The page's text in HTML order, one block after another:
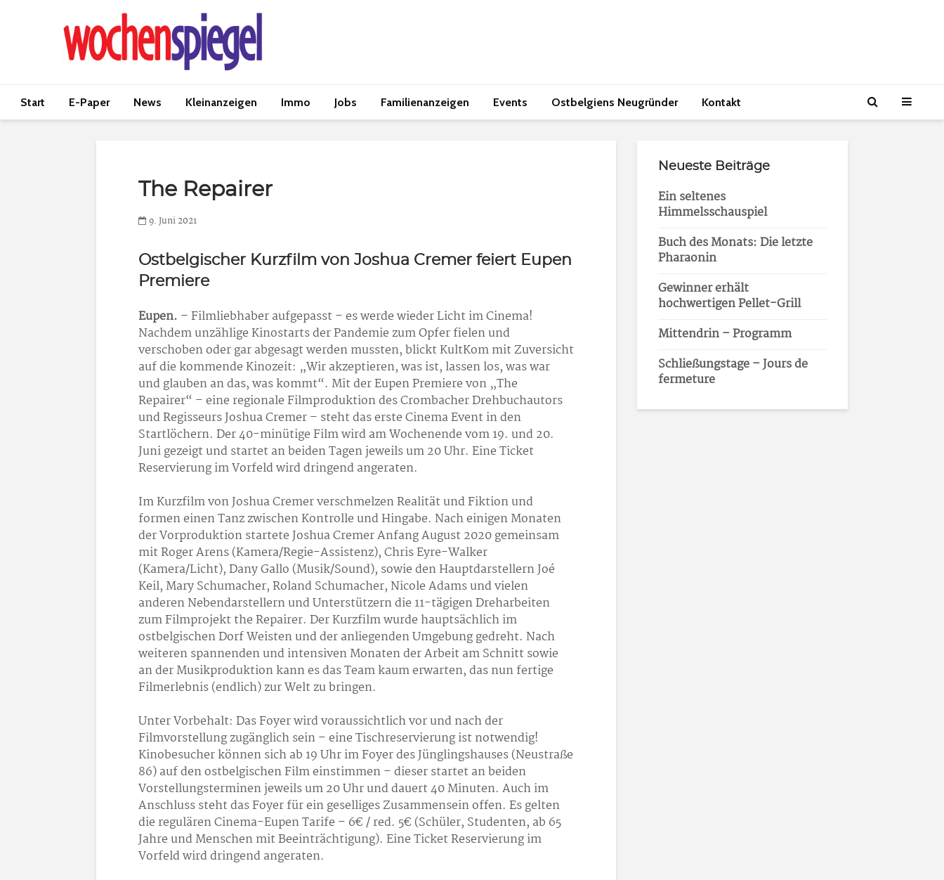
Start E-Paper News Kleinanzeigen Immo Jobs Familienanzeigen Events Ostbelgiens Neugründer Kontakt
The Repairer
9. Juni 2021
Ostbelgischer Kurzfilm von Joshua Cremer feiert Eupen
Premiere
Eupen. – Filmliebhaber aufgepasst – es werde wieder Licht im Cinema!
Nachdem unzählige Kinostarts der Pandemie zum Opfer fielen und
verschoben oder gar abgesagt werden mussten, blickt KultKom mit Zuversicht
auf die kommende Kinozeit: „Wir akzeptieren, was ist, lassen los, was war
und glauben an das, was kommt“. Mit der Eupen Premiere von „The
Repairer“ – eine regionale Filmproduktion des Crombacher Drehbuchautors
und Regisseurs Joshua Cremer – steht das erste Cinema Event in den
Startlöchern. Der 40-minütige Film wird am Wochenende vom 19. und 20.
Juni gezeigt und startet an beiden Tagen jeweils um 20 Uhr. Eine Ticket
Reservierung im Vorfeld wird dringend angeraten.
Im Kurzfilm von Joshua Cremer verschmelzen Realität und Fiktion und
formen einen Tanz zwischen Kontrolle und Hingabe. Nach einigen Monaten
der Vorproduktion startete Joshua Cremer Anfang August 2020 gemeinsam
mit Roger Arens (Kamera/Regie-Assistenz), Chris Eyre-Walker
(Kamera/Licht), Dany Gallo (Musik/Sound), sowie den Hauptdarstellern Joé
Keil, Mary Schumacher, Roland Schumacher, Nicole Adams und vielen
anderen Nebendarstellern und Unterstützern die 11-tägigen Dreharbeiten
zum Filmprojekt the Repairer. Der Kurzfilm wurde hauptsächlich im
ostbelgischen Dorf Weisten und der anliegenden Umgebung gedreht. Nach
weiteren spannenden und intensiven Monaten der Arbeit am Schnitt sowie
an der Musikproduktion kann es das Team kaum erwarten, das nun fertige
Filmerlebnis (endlich) zur Welt zu bringen.
Unter Vorbehalt: Das Foyer wird voraussichtlich vor und nach der
Filmvorstellung zugänglich sein – eine Tischreservierung ist notwendig!
Kinobesucher können sich ab 19 Uhr im Foyer des Jünglingshauses (Neustraße
86) auf den ostbelgischen Film einstimmen – dieser startet an beiden
Vorstellungsterminen jeweils um 20 Uhr und dauert 40 Minuten. Auch im
Anschluss steht das Foyer für ein geselliges Zusammensein offen. Es gelten
die regulären Cinema-Eupen Tarife – 6€ / red. 5€ (Schüler, Studenten, ab 65
Jahre und Menschen mit Beeinträchtigung). Eine Ticket Reservierung im
Vorfeld wird dringend angeraten.
Neueste Beiträge
Ein seltenes
Himmelsschauspiel
Buch des Monats: Die letzte
Pharaonin
Gewinner erhält
hochwertigen Pellet-Grill
Mittendrin – Programm
Schließungstage – Jours de
fermeture